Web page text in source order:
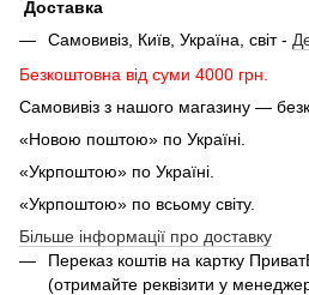
Доставка
Самовивіз, Київ, Україна, світ -
Безкоштовна від суми 4000 грн.
Самовивіз з нашого магазину —
«Новою поштою» по Україні.
«Укрпоштою» по Україні.
«Укрпоштою» по всьому світу.
Більше інформації про доставку
Переказ коштів на картку
(отримайте реквізити у